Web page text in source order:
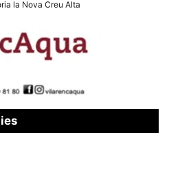
la Nova Creu Alta
i la seva
estructura.
Experiència
d'usuari